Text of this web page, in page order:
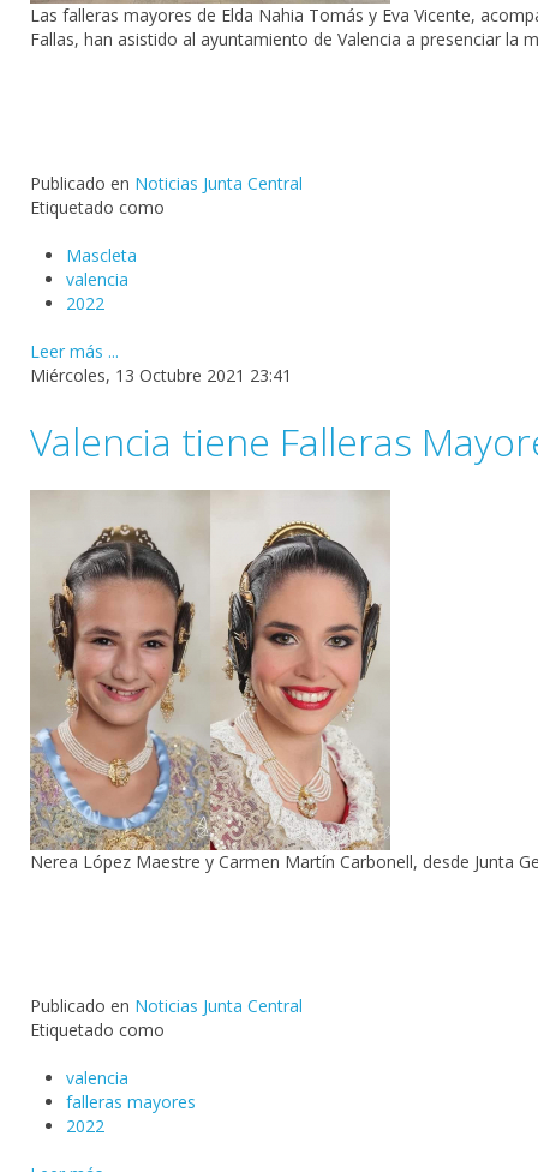
Las falleras mayores de Elda Nahia Tomás y Eva Vicente,
Fallas, han asistido al ayuntamiento de Valencia a presenciar la
Publicado en Noticias Junta Central
Etiquetado como
Mascleta
valencia
2022
Leer más ...
Miércoles, 13 Octubre 2021 23:41
Valencia tiene Falleras
Nerea López Maestre y Carmen Martín Carbonell, desde Junta
Publicado en Noticias Junta Central
Etiquetado como
valencia
falleras mayores
2022